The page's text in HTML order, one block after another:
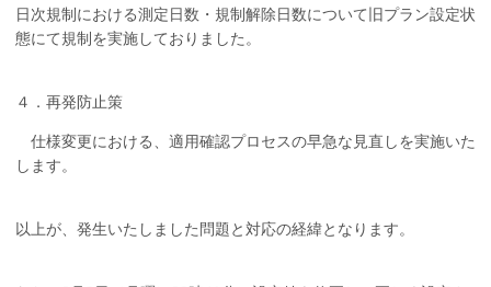
日次規制における測定日数・規制解除日数について旧プラン設定状
態にて規制を実施しておりました。
４．再発防止策
仕様変更における、適用確認プロセスの早急な見直しを実施いた
します。
以上が、発生いたしました問題と対応の経緯となります。